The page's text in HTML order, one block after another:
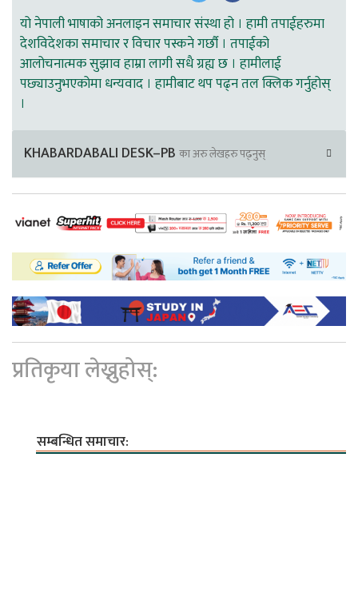
यो नेपाली भाषाको अनलाइन समाचार संस्था हो । हामी तपाईहरुमा
देशविदेशका समाचार र विचार पस्कने गर्छौ । तपाईको
आलोचनात्मक सुझाव हाम्रा लागी सधै ग्रह्य छ । हामीलाई
पछ्याउनुभएकोमा धन्यवाद । हामीबाट थप पढ्न तल क्लिक गर्नुहोस्
।
KHABARDABALI DESK–PB का अरु लेखहरु पढ्नुस्
प्रतिकृया लेख्नुहोस्:
सम्बन्धित समाचार: